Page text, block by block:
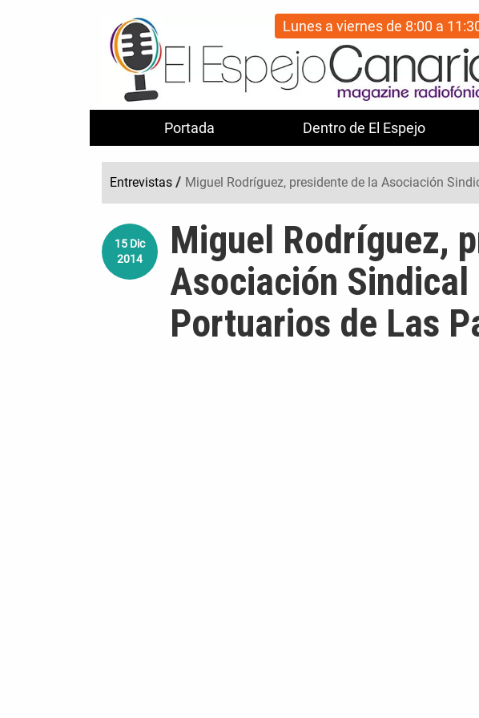
Portada Dentro de El Espejo
Lunes a viernes de 8:00 a
Entrevistas / Miguel Rodríguez, presidente de la Asociación
15 Dic
2014
Miguel Rodríguez,
Asociación
Portuarios de Las